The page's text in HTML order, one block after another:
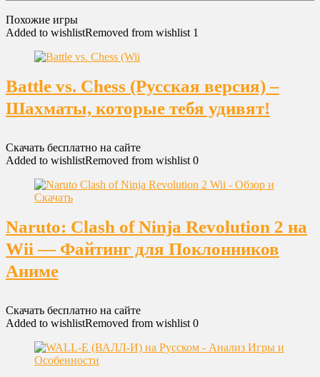
Похожие игры
Added to wishlistRemoved from wishlist 1
Battle vs. Chess (Русская версия) –
Шахматы, которые тебя удивят!
Скачать бесплатно на сайте
Added to wishlistRemoved from wishlist 0
Naruto: Clash of Ninja Revolution 2 на
Wii — Файтинг для Поклонников
Аниме
Скачать бесплатно на сайте
Added to wishlistRemoved from wishlist 0